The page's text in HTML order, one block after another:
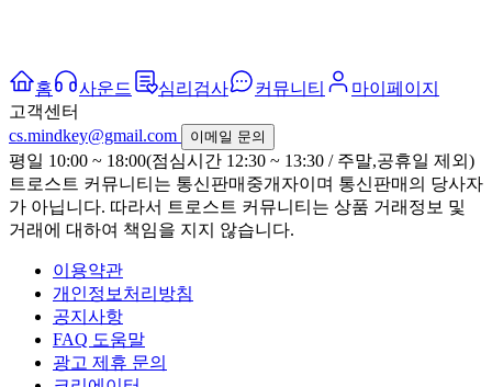
홈 사운드 심리검사 커뮤니티
마이페이지
고객센터
cs.mindkey@gmail.com
이메일 문의
평일 10:00 ~ 18:00(점심시간 12:30 ~ 13:30 / 주말,공휴일 제외)
트로스트 커뮤니티는 통신판매중개자이며 통신판매의 당사자
가 아닙니다. 따라서 트로스트 커뮤니티는 상품 거래정보 및
거래에 대하여 책임을 지지 않습니다.
이용약관
개인정보처리방침
공지사항
FAQ 도움말
광고 제휴 문의